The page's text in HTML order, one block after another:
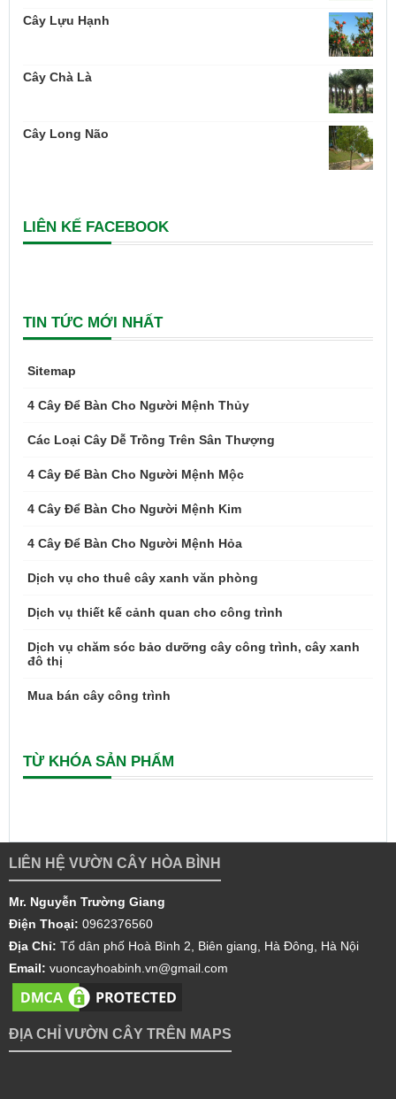
Cây Lựu Hạnh
Cây Chà Là
Cây Long Não
LIÊN KẾ FACEBOOK
TIN TỨC MỚI NHẤT
Sitemap
4 Cây Để Bàn Cho Người Mệnh Thủy
Các Loại Cây Dễ Trồng Trên Sân Thượng
4 Cây Để Bàn Cho Người Mệnh Mộc
4 Cây Để Bàn Cho Người Mệnh Kim
4 Cây Để Bàn Cho Người Mệnh Hỏa
Dịch vụ cho thuê cây xanh văn phòng
Dịch vụ thiết kế cảnh quan cho công trình
Dịch vụ chăm sóc bảo dưỡng cây công trình, cây xanh
đô thị
Mua bán cây công trình
TỪ KHÓA SẢN PHẨM
LIÊN HỆ VƯỜN CÂY HÒA BÌNH
Mr. Nguyễn Trường Giang
Điện Thoại: 0962376560
Địa Chỉ: Tổ dân phố Hoà Bình 2, Biên giang, Hà Đông, Hà Nội
Email: vuoncayhoabinh.vn@gmail.com
ĐỊA CHỈ VƯỜN CÂY TRÊN MAPS